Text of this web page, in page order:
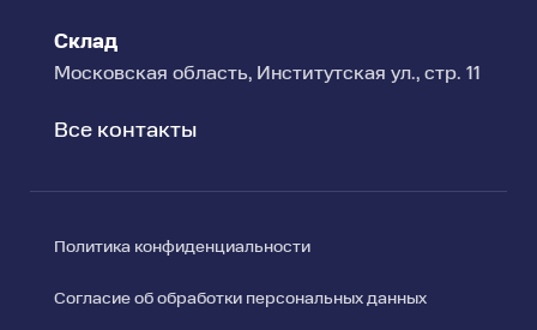
Склад
Московская область, Институтская ул., стр. 11
Все контакты
Политика конфиденциальности
Согласие об обработки персональных данных